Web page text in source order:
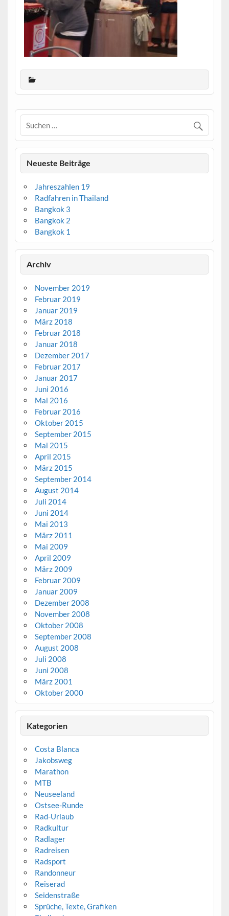
Neueste Beiträge
Jahreszahlen 19
Radfahren in Thailand
Bangkok 3
Bangkok 2
Bangkok 1
Archiv
November 2019
Februar 2019
Januar 2019
März 2018
Februar 2018
Januar 2018
Dezember 2017
Februar 2017
Januar 2017
Juni 2016
Mai 2016
Februar 2016
Oktober 2015
September 2015
Mai 2015
April 2015
März 2015
September 2014
August 2014
Juli 2014
Juni 2014
Mai 2013
März 2011
Mai 2009
April 2009
März 2009
Februar 2009
Januar 2009
Dezember 2008
November 2008
Oktober 2008
September 2008
August 2008
Juli 2008
Juni 2008
März 2001
Oktober 2000
Kategorien
Costa Blanca
Jakobsweg
Marathon
MTB
Neuseeland
Ostsee-Runde
Rad-Urlaub
Radkultur
Radlager
Radreisen
Radsport
Randonneur
Reiserad
Seidenstraße
Sprüche, Texte, Grafiken